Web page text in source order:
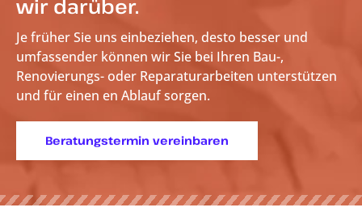
wir darüber.
Je früher Sie uns einbeziehen, desto besser und
umfassender können wir Sie bei Ihren Bau-,
Renovierungs- oder Reparaturarbeiten unterstützen
und für einen en Ablauf sorgen.
Beratungstermin vereinbaren